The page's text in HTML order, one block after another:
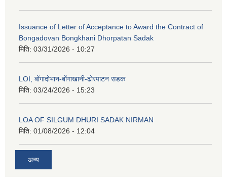
Issuance of Letter of Acceptance to Award the Contract of
Bongadovan Bongkhani Dhorpatan Sadak
मिति: 03/31/2026 - 10:27
LOI, बोंगादोभान-बोंगाखानी-ढोरपाटन सडक
मिति: 03/24/2026 - 15:23
LOA OF SILGUM DHURI SADAK NIRMAN
मिति: 01/08/2026 - 12:04
अन्य